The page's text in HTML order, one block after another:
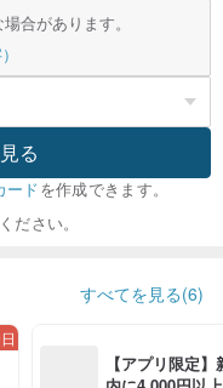
合があります。
る
ードを作成できます。
ださい。
すべてを見る(6)
【アプリ限定